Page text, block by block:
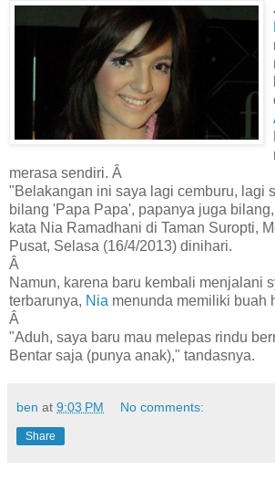
merasa sendiri. Â
"Belakangan ini saya lagi cemburu, lagi
bilang 'Papa Papa', papanya juga
kata Nia Ramadhani di Taman Suropti,
Pusat, Selasa (16/4/2013) dinihari.
Â
Namun, karena baru kembali menjalani
terbarunya, Nia menunda memiliki buah
Â
"Aduh, saya baru mau melepas rindu
Bentar saja (punya anak)," tandasnya.
ben at 9:03 PM No comments:
Share